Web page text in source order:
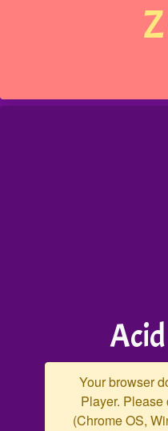
Z
Your browser
Player. Please
(Chrome OS,